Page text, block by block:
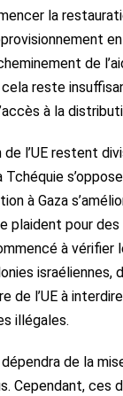
la
de
reste
à la
l’UE restent
Tchéquie
à Gaza
plaident pour
à vérifier
israéliennes,
de l’UE à
illégales.
de la
Cependant, ces